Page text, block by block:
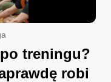
treningu?
robi